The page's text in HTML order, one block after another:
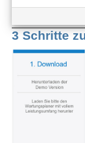
3 Schritte